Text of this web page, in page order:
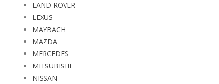
LAND ROVER
LEXUS
MAYBACH
MAZDA
MERCEDES
MITSUBISHI
NISSAN